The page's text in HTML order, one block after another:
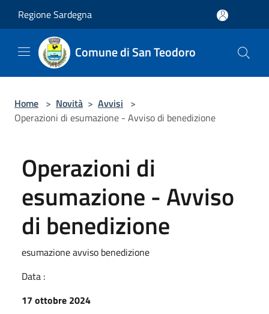
Regione Sardegna
Comune di San Teodoro
Home > Novità > Avvisi >
Operazioni di esumazione - Avviso di benedizione
Operazioni di
esumazione - Avviso
di benedizione
esumazione avviso benedizione
Data :
17 ottobre 2024